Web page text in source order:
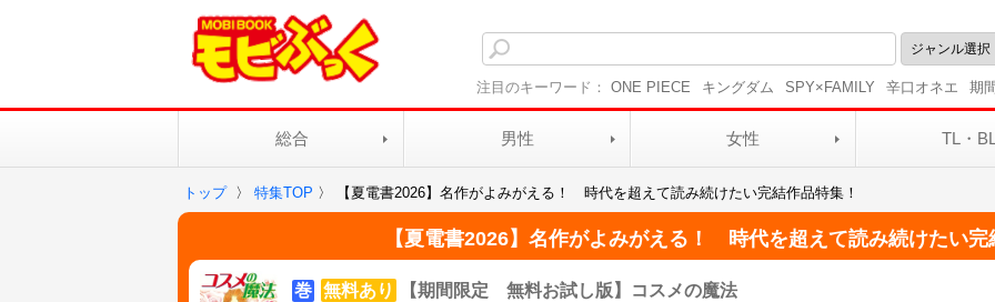
注目のキーワード： ONE PIECE キングダム SPY×FAMILY 辛口オネエ 期
総合 男性 女性 TL・
トップ 〉 特集TOP 〉 【夏電書2026】名作がよみがえる！ 時代を超えて読み続けたい完結作品特集！
【夏電書2026】名作がよみがえる！ 時代を超えて読み続けたい完
巻 無料あり 【期間限定 無料お試し版】コスメの魔法